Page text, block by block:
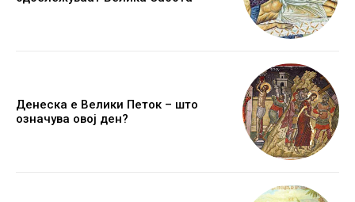
Денеска е Велики Петок – што
означува овој ден?